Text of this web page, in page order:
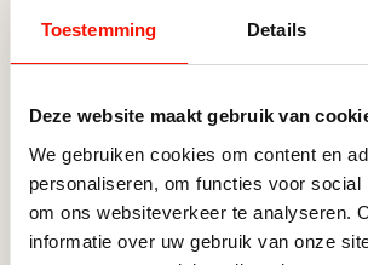
Toestemming Details
Deze website maakt gebruik van
We gebruiken cookies om content en
personaliseren, om functies voor social
om ons websiteverkeer te analyseren.
informatie over uw gebruik van onze
Meer uit deze serie